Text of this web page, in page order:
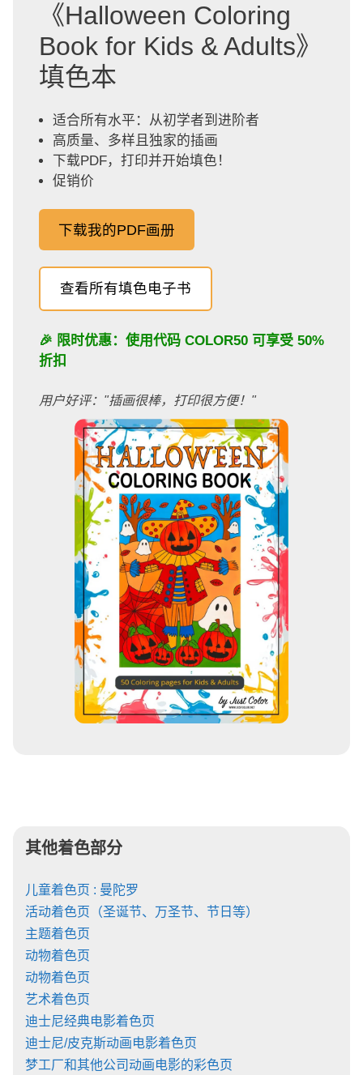
《Halloween Coloring
Book for Kids & Adults》
填色本
适合所有水平：从初学者到进阶者
高质量、多样且独家的插画
下载PDF，打印并开始填色！
促销价
下载我的PDF画册
查看所有填色电子书
🎉 限时优惠：使用代码 COLOR50 可享受 50%
折扣
用户好评："插画很棒，打印很方便！"
其他着色部分
儿童着色页 : 曼陀罗
活动着色页（圣诞节、万圣节、节日等）
主题着色页
动物着色页
动物着色页
艺术着色页
迪士尼经典电影着色页
迪士尼/皮克斯动画电影着色页
梦工厂和其他公司动画电影的彩色页